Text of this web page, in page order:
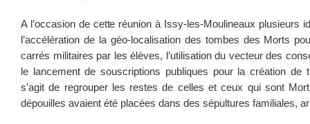
A l’occasion de cette réunion à Issy-les-Moulineaux plusieurs
l’accélération de la géo-localisation des tombes des Morts
carrés militaires par les élèves, l’utilisation du vecteur des
le lancement de souscriptions publiques pour la création de
s’agit de regrouper les restes de celles et ceux qui sont
dépouilles avaient été placées dans des sépultures familiales,